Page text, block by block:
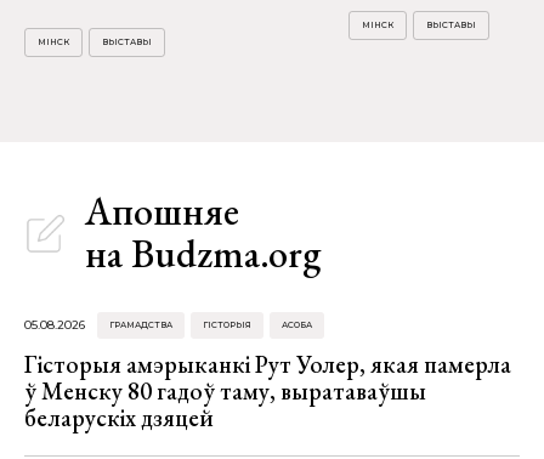
МІНСК ВЫСТАВЫ
МІНСК ВЫСТАВЫ
Апошняе
на Budzma.org
05.08.2026 ГРАМАДСТВА ГІСТОРЫЯ АСОБА
Гісторыя амэрыканкі Рут Уолер, якая памерла
ў Менску 80 гадоў таму, выратаваўшы
беларускіх дзяцей